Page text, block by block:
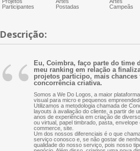
Participantes
Postadas
Campeãs
Descrição:
“
Eu, Coimbra, faço parte do time
meu ranking em relação a
projetos participo, mais
concorrência criativa.
Somos a We Do Logos, a maior
visual para micro e pequenos
Utilizamos a metodologia chamada de
layouts à avaliação do cliente, a partir de
anos de experiência em criação de
ou virtual, papel timbrado, pasta,
commerce, site.
Um dos nossos diferenciais é o que
serviço conosco e, se não gostar de
qualidade do nosso serviço, pois nosso